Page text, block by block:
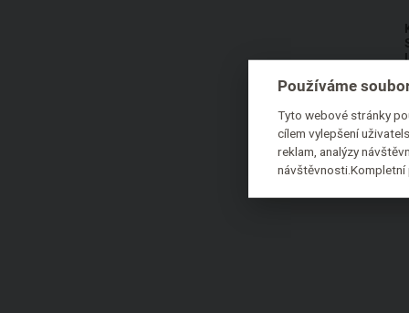
Používáme
Tyto webové stránky
cílem vylepšení
reklam, analýzy